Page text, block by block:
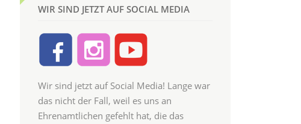
WIR SIND JETZT AUF SOCIAL MEDIA
Wir sind jetzt auf Social Media! Lange war
das nicht der Fall, weil es uns an
Ehrenamtlichen gefehlt hat, die das